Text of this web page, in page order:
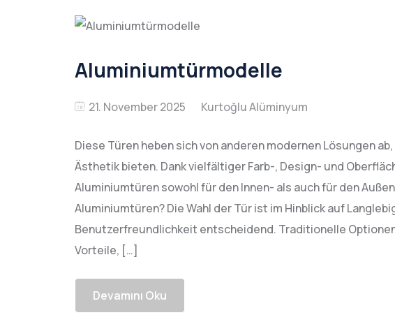
Aluminiumtürmodelle
21. November 2025
Diese Türen heben sich von anderen modernen Lösungen
Ästhetik bieten. Dank vielfältiger Farb-, Design- und
Aluminiumtüren sowohl für den Innen- als auch für den
Aluminiumtüren? Die Wahl der Tür ist im Hinblick auf
Benutzerfreundlichkeit entscheidend. Traditionelle
Vorteile, […]
Devamını Oku